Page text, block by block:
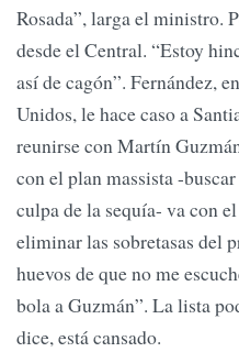
Rosada”, larga el ministro.
desde el Central. “Estoy
así de cagón”. Fernández,
Unidos, le hace caso a
reunirse con Martín
con el plan massista -
culpa de la sequía- va con
eliminar las sobretasas del
huevos de que no me
bola a Guzmán”. La lista
dice, está cansado.